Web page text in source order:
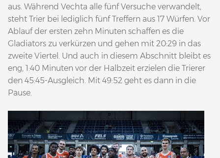
aus. Während Vechta alle fünf Versuche verwandelt,
steht Trier bei lediglich fünf Treffern aus 17 Würfen. Vor
Ablauf der ersten zehn Minuten schaffen es die
Gladiators zu verkürzen und gehen mit 20:29 in das
zweite Viertel. Und auch in diesem Abschnitt bleibt es
eng, 1:40 Minuten vor der Halbzeit erzielen die Trierer
den 45:45-Ausgleich. Mit 49:52 geht es dann in die
Pause.